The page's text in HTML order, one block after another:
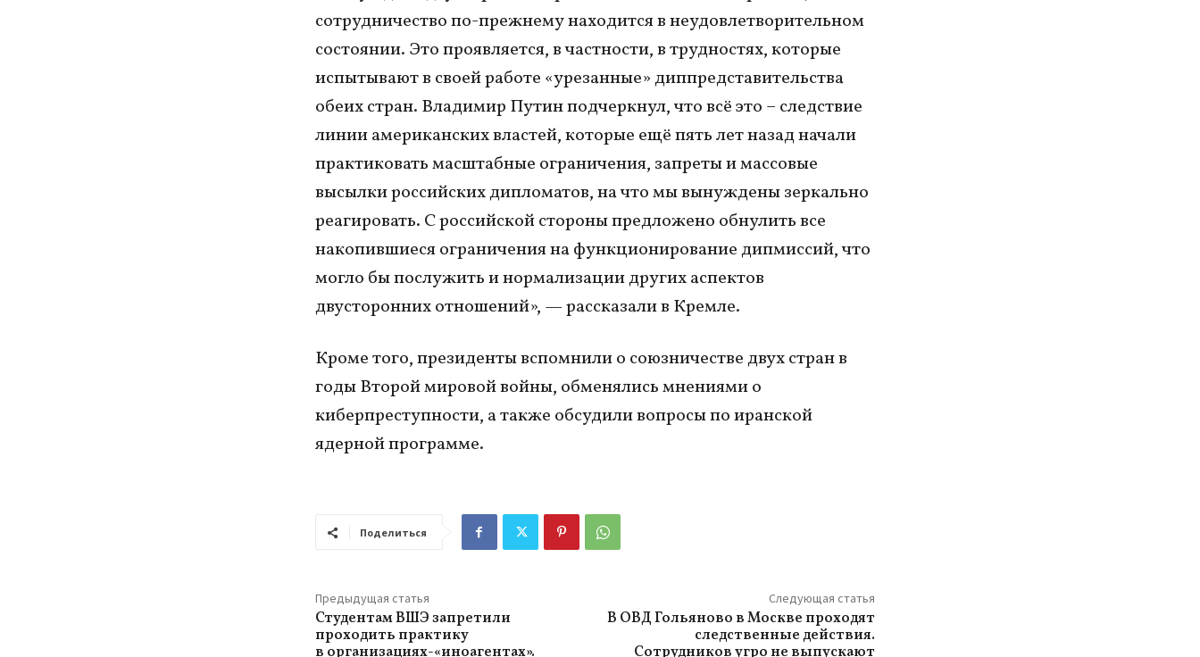
сотрудничество по-прежнему находится в неудовлетворительном
состоянии. Это проявляется, в частности, в трудностях, которые
испытывают в своей работе «урезанные» диппредставительства
обеих стран. Владимир Путин подчеркнул, что всё это – следствие
линии американских властей, которые ещё пять лет назад начали
практиковать масштабные ограничения, запреты и массовые
высылки российских дипломатов, на что мы вынуждены зеркально
реагировать. С российской стороны предложено обнулить все
накопившиеся ограничения на функционирование дипмиссий, что
могло бы послужить и нормализации других аспектов
двусторонних отношений», — рассказали в Кремле.
Кроме того, президенты вспомнили о союзничестве двух стран в
годы Второй мировой войны, обменялись мнениями о
киберпреступности, а также обсудили вопросы по иранской
ядерной программе.
Поделиться
Предыдущая статья
Студентам ВШЭ запретили
проходить практику
в организациях-«иноагентах».
Следующая статья
В ОВД Гольяново в Москве проходят
следственные действия.
Сотрудников угро не выпускают